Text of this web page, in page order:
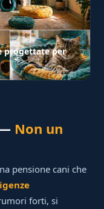
progettate per
Non un
pensione cani che
forti, si